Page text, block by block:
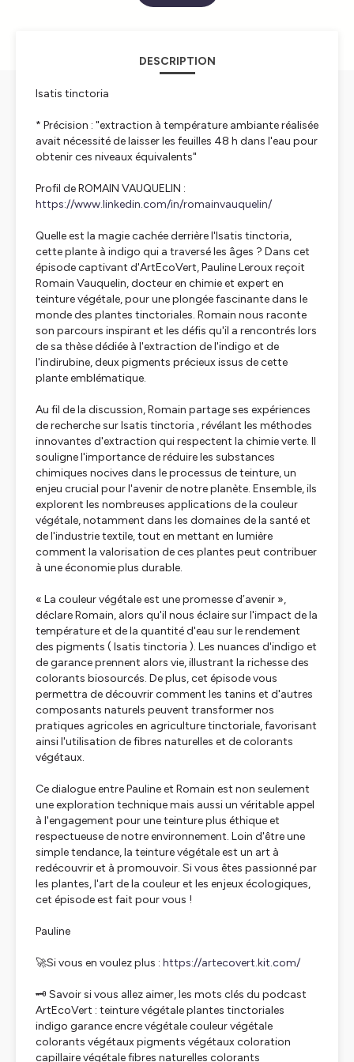
DESCRIPTION
Isatis tinctoria
* Précision : "extraction à température ambiante réalisée
avait nécessité de laisser les feuilles 48 h dans l'eau pour
obtenir ces niveaux équivalents"
Profil de ROMAIN VAUQUELIN :
https://www.linkedin.com/in/romainvauquelin/
Quelle est la magie cachée derrière l'Isatis tinctoria,
cette plante à indigo qui a traversé les âges ? Dans cet
épisode captivant d'ArtEcoVert, Pauline Leroux reçoit
Romain Vauquelin, docteur en chimie et expert en
teinture végétale, pour une plongée fascinante dans le
monde des plantes tinctoriales. Romain nous raconte
son parcours inspirant et les défis qu'il a rencontrés lors
de sa thèse dédiée à l'extraction de l'indigo et de
l'indirubine, deux pigments précieux issus de cette
plante emblématique.
Au fil de la discussion, Romain partage ses expériences
de recherche sur Isatis tinctoria , révélant les méthodes
innovantes d'extraction qui respectent la chimie verte. Il
souligne l'importance de réduire les substances
chimiques nocives dans le processus de teinture, un
enjeu crucial pour l'avenir de notre planète. Ensemble, ils
explorent les nombreuses applications de la couleur
végétale, notamment dans les domaines de la santé et
de l'industrie textile, tout en mettant en lumière
comment la valorisation de ces plantes peut contribuer
à une économie plus durable.
« La couleur végétale est une promesse d’avenir »,
déclare Romain, alors qu'il nous éclaire sur l'impact de la
température et de la quantité d'eau sur le rendement
des pigments ( Isatis tinctoria ). Les nuances d'indigo et
de garance prennent alors vie, illustrant la richesse des
colorants biosourcés. De plus, cet épisode vous
permettra de découvrir comment les tanins et d'autres
composants naturels peuvent transformer nos
pratiques agricoles en agriculture tinctoriale, favorisant
ainsi l'utilisation de fibres naturelles et de colorants
végétaux.
Ce dialogue entre Pauline et Romain est non seulement
une exploration technique mais aussi un véritable appel
à l'engagement pour une teinture plus éthique et
respectueuse de notre environnement. Loin d'être une
simple tendance, la teinture végétale est un art à
redécouvrir et à promouvoir. Si vous êtes passionné par
les plantes, l'art de la couleur et les enjeux écologiques,
cet épisode est fait pour vous !
Pauline
🚀Si vous en voulez plus : https://artecovert.kit.com/
🗝️ Savoir si vous allez aimer, les mots clés du podcast
ArtEcoVert : teinture végétale plantes tinctoriales
indigo garance encre végétale couleur végétale
colorants végétaux pigments végétaux coloration
capillaire végétale fibres naturelles colorants